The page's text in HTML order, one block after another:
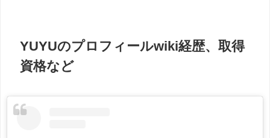
YUYUのプロフィールwiki経歴、取得
資格など